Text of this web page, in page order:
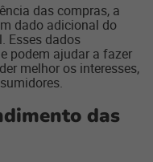
das compras, a
dado adicional do
Esses dados
podem ajudar a fazer
melhor os interesses,
das